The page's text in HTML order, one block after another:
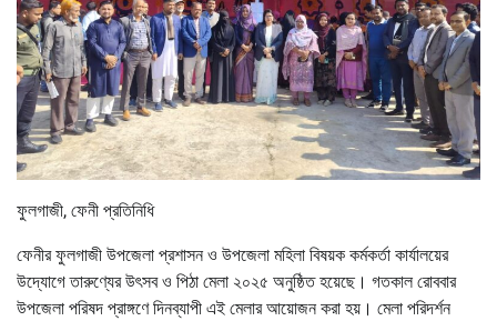
ফুলগাজী, ফেনী প্রতিনিধি
ফেনীর ফুলগাজী উপজেলা প্রশাসন ও উপজেলা মহিলা বিষয়ক কর্মকর্তা কার্যালয়ের
উদ্যোগে তারুণ্যের উৎসব ও পিঠা মেলা ২০২৫ অনুষ্ঠিত হয়েছে। গতকাল রোববার
উপজেলা পরিষদ প্রাঙ্গণে দিনব্যাপী এই মেলার আয়োজন করা হয়। মেলা পরিদর্শন